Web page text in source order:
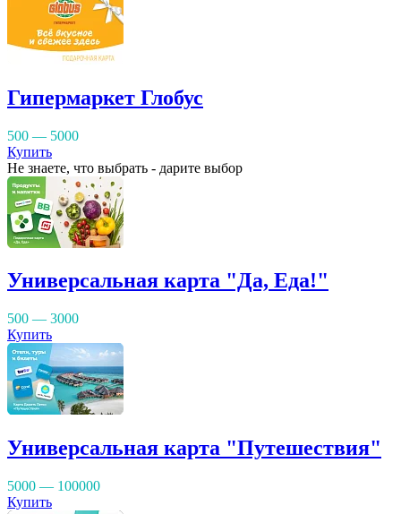
Гипермаркет Глобус
500 — 5000
Купить
Не знаете, что выбрать - дарите выбор
Универсальная карта "Да, Еда!"
500 — 3000
Купить
Универсальная карта "Путешествия"
5000 — 100000
Купить